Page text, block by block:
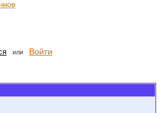
или Войти